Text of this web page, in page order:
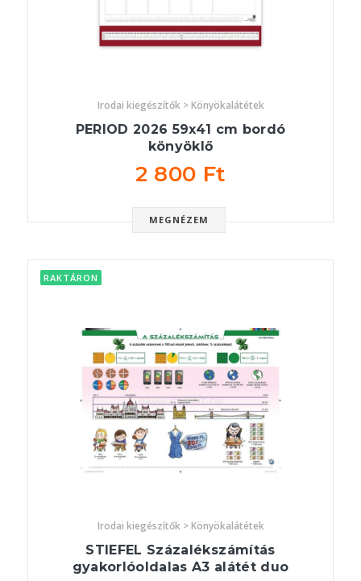
Irodai kiegészítők > Könyökalátétek
PERIOD 2026 59x41 cm bordó
könyöklő
2 800 Ft
MEGNÉZEM
RAKTÁRON
Irodai kiegészítők > Könyökalátétek
STIEFEL Százalékszámítás
gyakorlóoldalas A3 alátét duo